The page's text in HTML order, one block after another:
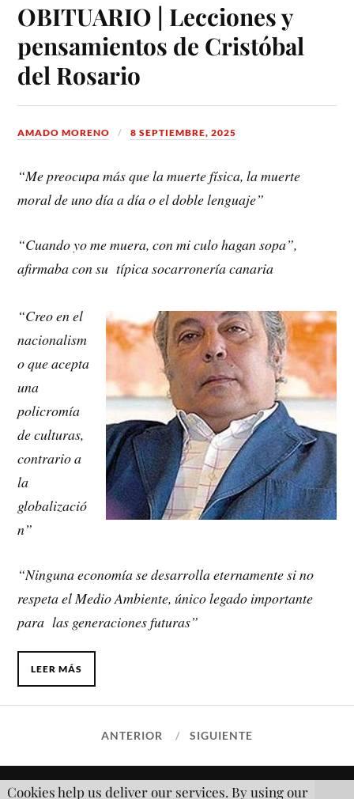
OBITUARIO | Lecciones y
pensamientos de Cristóbal
del Rosario
AMADO MORENO 8 SEPTIEMBRE, 2025
“Me preocupa más que la muerte física, la muerte
moral de uno día a día o el doble lenguaje”
“Cuando yo me muera, con mi culo hagan sopa”,
afirmaba con su típica socarronería canaria
“Creo en el
nacionalism
o que acepta
una
policromía
de culturas,
contrario a
la
globalizació
n”
“Ninguna economía se desarrolla eternamente si no
respeta el Medio Ambiente, único legado importante
para las generaciones futuras”
LEER MÁS
ANTERIOR SIGUIENTE
Cookies help us deliver our services. By using our